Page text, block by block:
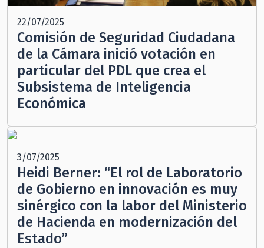
22/07/2025
Comisión de Seguridad Ciudadana
de la Cámara inició votación en
particular del PDL que crea el
Subsistema de Inteligencia
Económica
3/07/2025
Heidi Berner: “El rol de Laboratorio
de Gobierno en innovación es muy
sinérgico con la labor del Ministerio
de Hacienda en modernización del
Estado”